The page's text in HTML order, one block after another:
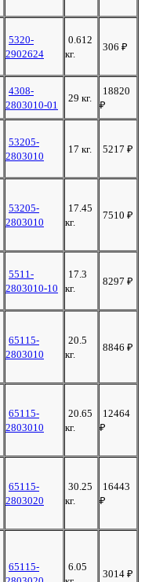
5320-
2902624
0.612
кг.
306 ₽
4308-
2803010-01
29 кг.
18820
₽
53205-
2803010
17 кг. 5217 ₽
53205-
2803010
17.45
кг.
7510 ₽
5511-
2803010-10
17.3
кг.
8297 ₽
65115-
2803010
20.5
кг.
8846 ₽
65115-
2803010
20.65
кг.
12464
₽
65115-
2803020
30.25
кг.
16443
₽
65115-
6.05
3014 ₽